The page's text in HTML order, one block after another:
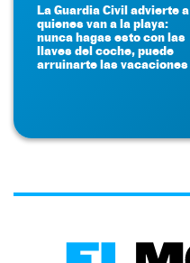
La Guardia Civil advierte a
quienes van a la playa:
nunca hagas esto con las
llaves del coche, puede
arruinarte las vacaciones